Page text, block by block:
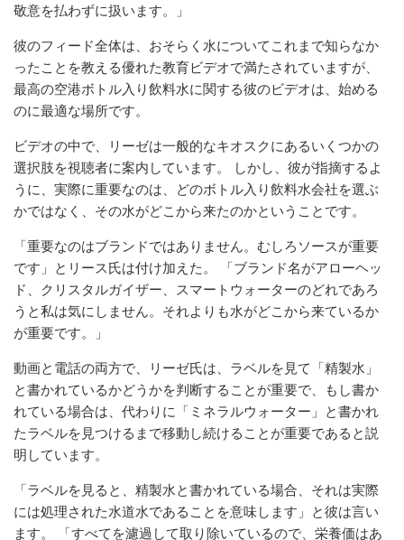
敬意を払わずに扱います。」
彼のフィード全体は、おそらく水についてこれまで知らなか
ったことを教える優れた教育ビデオで満たされていますが、
最高の空港ボトル入り飲料水に関する彼のビデオは、始める
のに最適な場所です。
ビデオの中で、リーゼは一般的なキオスクにあるいくつかの
選択肢を視聴者に案内しています。 しかし、彼が指摘するよ
うに、実際に重要なのは、どのボトル入り飲料水会社を選ぶ
かではなく、その水がどこから来たのかということです。
「重要なのはブランドではありません。むしろソースが重要
です」とリース氏は付け加えた。 「ブランド名がアローヘッ
ド、クリスタルガイザー、スマートウォーターのどれであろ
うと私は気にしません。それよりも水がどこから来ているか
が重要です。」
動画と電話の両方で、リーゼ氏は、ラベルを見て「精製水」
と書かれているかどうかを判断することが重要で、もし書か
れている場合は、代わりに「ミネラルウォーター」と書かれ
たラベルを見つけるまで移動し続けることが重要であると説
明しています。
「ラベルを見ると、精製水と書かれている場合、それは実際
には処理された水道水であることを意味します」と彼は言い
ます。 「すべてを濾過して取り除いているので、栄養価はあ